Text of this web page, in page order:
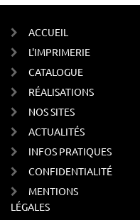
ACCUEIL
L'IMPRIMERIE
CATALOGUE
RÉALISATIONS
NOS SITES
ACTUALITÉS
INFOS PRATIQUES
CONFIDENTIALITÉ
MENTIONS
LÉGALES